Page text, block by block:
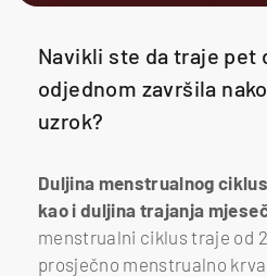
Navikli ste da traje pet
odjednom završila
uzrok?
Duljina menstrualnog
kao i duljina trajanja
menstrualni ciklus traje od
prosječno menstrualno